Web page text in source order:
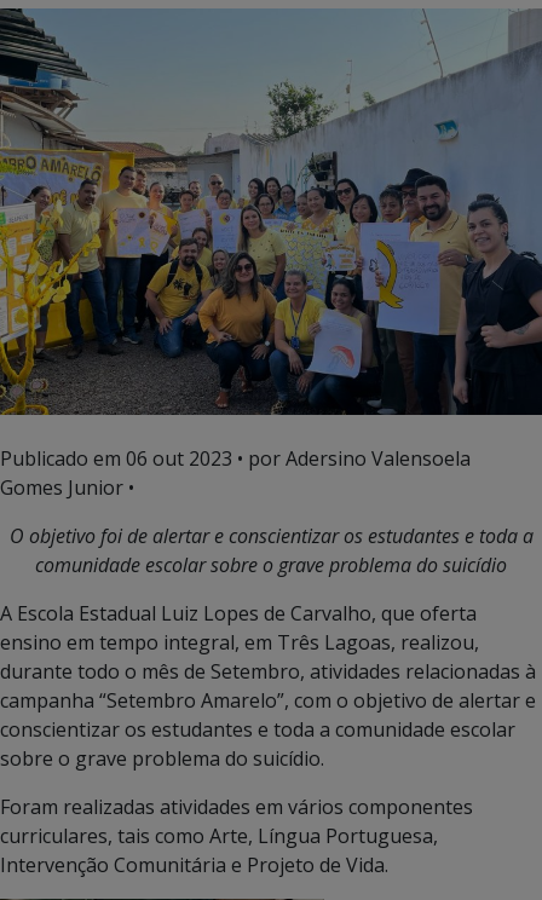
Publicado em 06 out 2023 • por Adersino Valensoela
Gomes Junior •
O objetivo foi de alertar e conscientizar os estudantes e toda a
comunidade escolar sobre o grave problema do suicídio
A Escola Estadual Luiz Lopes de Carvalho, que oferta
ensino em tempo integral, em Três Lagoas, realizou,
durante todo o mês de Setembro, atividades relacionadas à
campanha “Setembro Amarelo”, com o objetivo de alertar e
conscientizar os estudantes e toda a comunidade escolar
sobre o grave problema do suicídio.
Foram realizadas atividades em vários componentes
curriculares, tais como Arte, Língua Portuguesa,
Intervenção Comunitária e Projeto de Vida.